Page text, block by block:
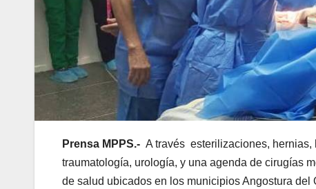
Prensa MPPS.- A través esterilizaciones, hernias,
traumatología, urología, y una agenda de cirugías
de salud ubicados en los municipios Angostura